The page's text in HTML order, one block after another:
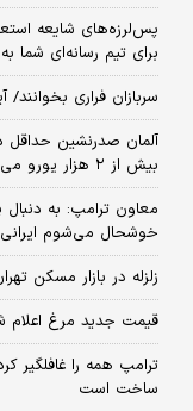
پس‌لرزه‌های شایعه
برای تیم رسانه‌ای شما
سربازان فراری
آلمان صدرنشین حداقل
بیش از ۲ هزار یورو می‌گیرند
معاون ترامپ: به دنبال
خوشحال می‌شوم ایرانی
زلزله در بازار مسکن تهران/ قیمت‌ها ۲ برابر
قیمت جدید مرغ اعلام
ترامپ همه را غافلگیر
ساخت است